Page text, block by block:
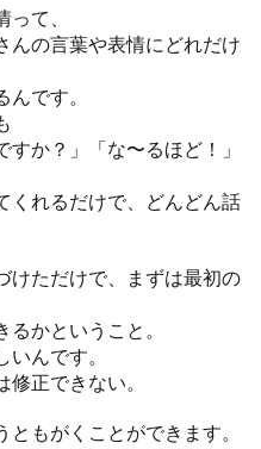
て、
んの言葉や表情にどれだけ
です。
すか？」「な〜るほど！」
くれるだけで、どんどん話
けただけで、まずは最初の
かということ。
んです。
正できない。
もがくことができます。